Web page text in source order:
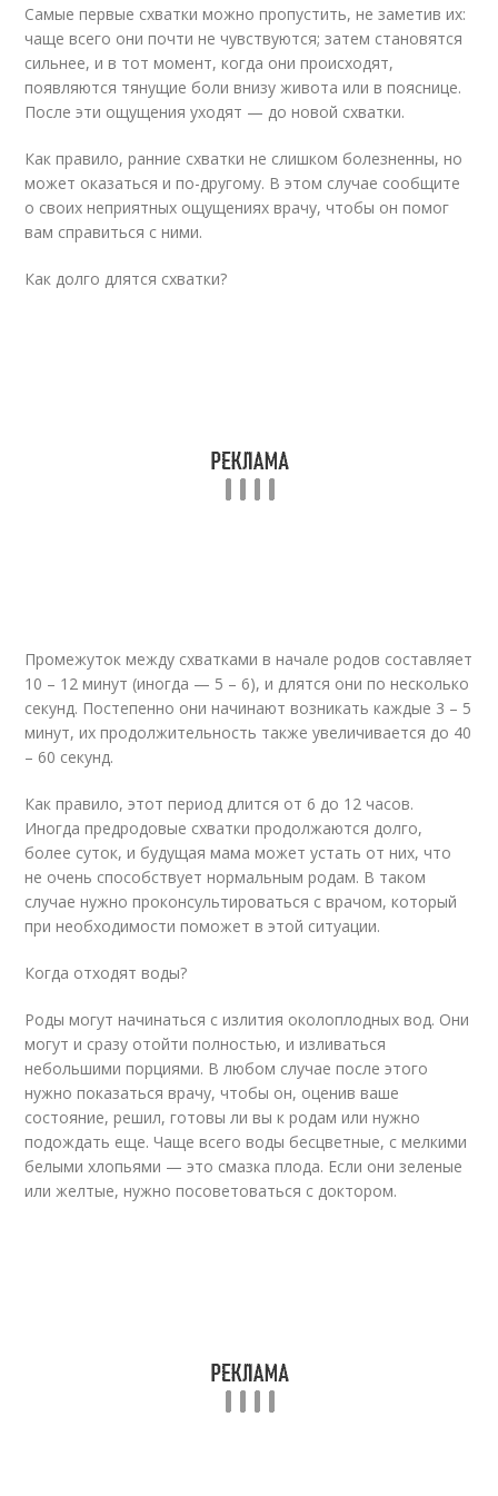
Самые первые схватки можно пропустить, не заметив их:
чаще всего они почти не чувствуются; затем становятся
сильнее, и в тот момент, когда они происходят,
появляются тянущие боли внизу живота или в пояснице.
После эти ощущения уходят — до новой схватки.
Как правило, ранние схватки не слишком болезненны, но
может оказаться и по-другому. В этом случае сообщите
о своих неприятных ощущениях врачу, чтобы он помог
вам справиться с ними.
Как долго длятся схватки?
Промежуток между схватками в начале родов составляет
10 – 12 минут (иногда — 5 – 6), и длятся они по несколько
секунд. Постепенно они начинают возникать каждые 3 – 5
минут, их продолжительность также увеличивается до 40
– 60 секунд.
Как правило, этот период длится от 6 до 12 часов.
Иногда предродовые схватки продолжаются долго,
более суток, и будущая мама может устать от них, что
не очень способствует нормальным родам. В таком
случае нужно проконсультироваться с врачом, который
при необходимости поможет в этой ситуации.
Когда отходят воды?
Роды могут начинаться с излития околоплодных вод. Они
могут и сразу отойти полностью, и изливаться
небольшими порциями. В любом случае после этого
нужно показаться врачу, чтобы он, оценив ваше
состояние, решил, готовы ли вы к родам или нужно
подождать еще. Чаще всего воды бесцветные, с мелкими
белыми хлопьями — это смазка плода. Если они зеленые
или желтые, нужно посоветоваться с доктором.